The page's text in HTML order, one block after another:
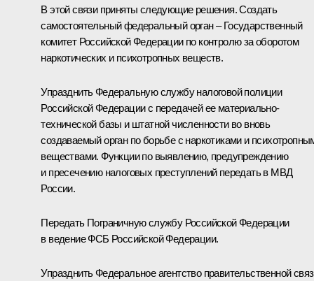
В этой связи приняты следующие решения. Создать
самостоятельный федеральный орган – Государственный
комитет Российской Федерации по контролю за оборотом
наркотических и психотропных веществ.
Упразднить Федеральную службу налоговой полиции
Российской Федерации с передачей ее материально-
технической базы и штатной численности во вновь
создаваемый орган по борьбе с наркотиками и
веществами. Функции по выявлению, предупреждению
и пресечению налоговых преступлений передать в МВД
России.
Передать Пограничную службу Российской Федерации
в ведение ФСБ Российской Федерации.
Упразднить Федеральное агентство правительственной